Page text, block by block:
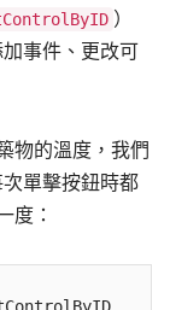
）
事件、更改可
物的溫度，我們
單擊按鈕時都
度：